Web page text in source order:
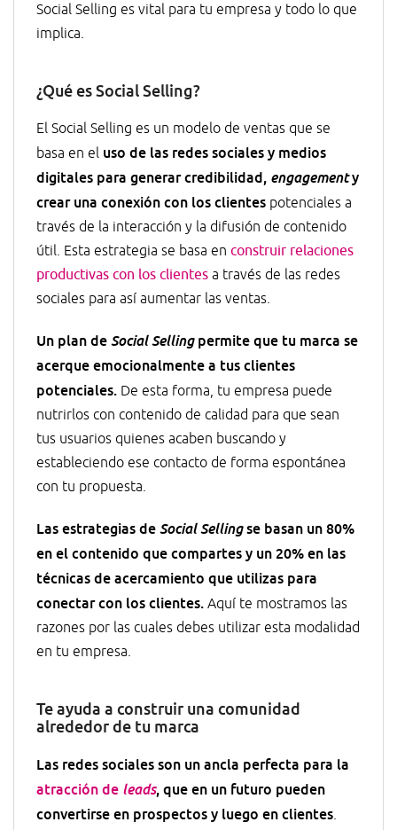
Social Selling es vital para tu empresa y todo lo que
implica.
¿Qué es Social Selling?
El Social Selling es un modelo de ventas que se
basa en el uso de las redes sociales y medios
digitales para generar credibilidad, engagementy
crear una conexión con los clientes potenciales a
través de la interacción y la difusión de contenido
útil. Esta estrategia se basa en construir relaciones
productivas con los clientes a través de las redes
sociales para así aumentar las ventas.
Un plan de Social Sellingpermite que tu marca se
acerque emocionalmente a tus clientes
potenciales. De esta forma, tu empresa puede
nutrirlos con contenido de calidad para que sean
tus usuarios quienes acaben buscando y
estableciendo ese contacto de forma espontánea
con tu propuesta.
Las estrategias de Social Sellingse basan un 80%
en el contenido que compartes y un 20% en las
técnicas de acercamiento que utilizas para
conectar con los clientes. Aquí te mostramos las
razones por las cuales debes utilizar esta modalidad
en tu empresa.
Te ayuda a construir una comunidad
alrededor de tu marca
Las redes sociales son un ancla perfecta para la
atracción de leads, que en un futuro pueden
convertirse en prospectos y luego en clientes.